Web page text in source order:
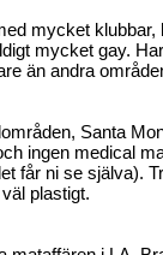
mycket klubbar,
mycket gay.
än andra
Santa
ingen medical
får ni se själva).
plastigt.